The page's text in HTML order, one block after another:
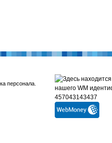
персонала.